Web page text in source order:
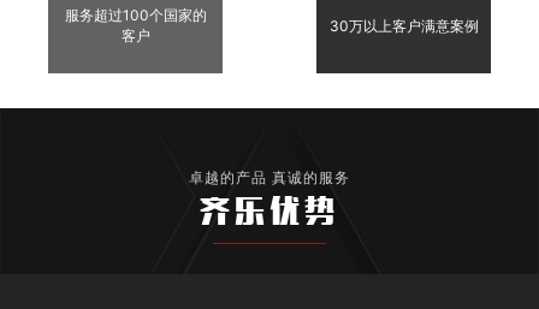
服务超过100个国家的
客户
30万以上客户满意案例
卓越的产品 真诚的服务
齐乐优势